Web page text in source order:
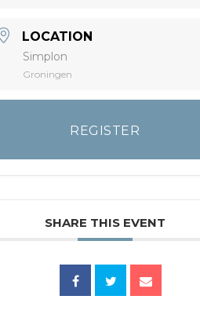
LOCATION
Simplon
Groningen
REGISTER
SHARE THIS EVENT